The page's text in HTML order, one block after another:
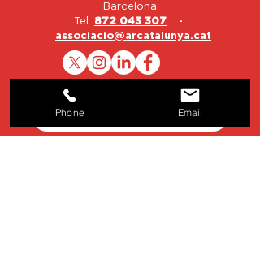
Barcelona
Tel: 872 043 307 ·
associacio@arcatalunya.cat
Nom
Phone Email